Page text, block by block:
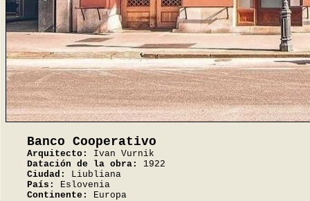
Banco Cooperativo
Arquitecto:
Ivan Vurnik
Datación de la obra:
1922
Ciudad:
Liubliana
País:
Eslovenia
Continente:
Europa